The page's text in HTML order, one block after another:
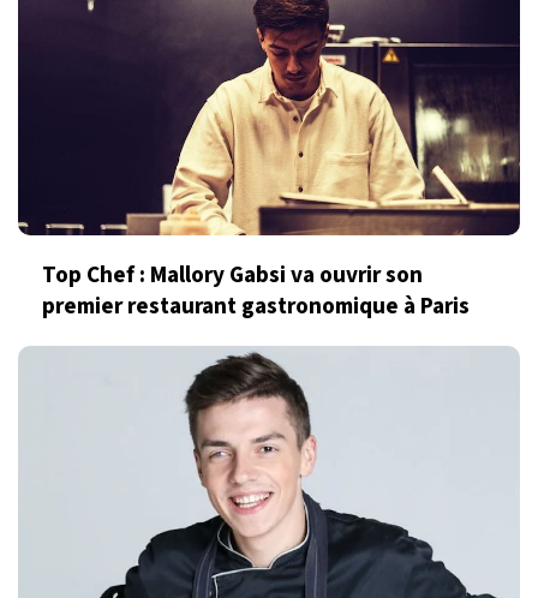
Top Chef : Mallory Gabsi va ouvrir son
premier restaurant gastronomique à Paris